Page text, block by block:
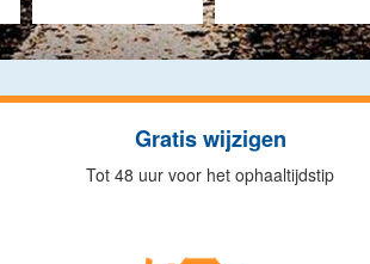
Gratis wijzigen
Tot 48 uur voor het ophaaltijdstip